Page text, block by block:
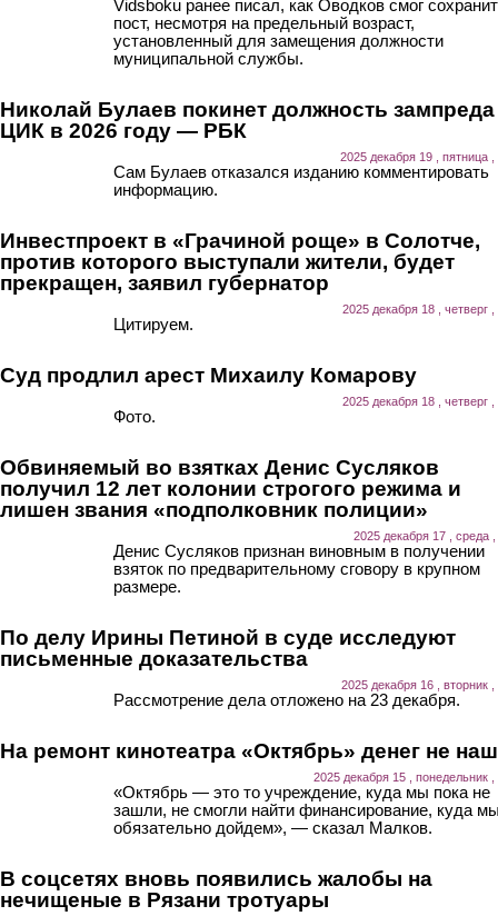
Vidsboku ранее писал, как Оводков смог
пост, несмотря на предельный возраст,
установленный для замещения должности
муниципальной службы.
Николай Булаев покинет должность зампреда
ЦИК в 2026 году — РБК
2025 декабря 19 , пятница ,
Сам Булаев отказался изданию комментировать
информацию.
Инвестпроект в «Грачиной роще» в Солотче,
против которого выступали жители, будет
прекращен, заявил губернатор
2025 декабря 18 , четверг ,
Цитируем.
Суд продлил арест Михаилу Комарову
2025 декабря 18 , четверг ,
Фото.
Обвиняемый во взятках Денис Сусляков
получил 12 лет колонии строгого режима и
лишен звания «подполковник полиции»
2025 декабря 17 , среда ,
Денис Сусляков признан виновным в получении
взяток по предварительному сговору в крупном
размере.
По делу Ирины Петиной в суде исследуют
письменные доказательства
2025 декабря 16 , вторник ,
Рассмотрение дела отложено на 23 декабря.
На ремонт кинотеатра «Октябрь» денег не
2025 декабря 15 , понедельник ,
«Октябрь — это то учреждение, куда мы пока не
зашли, не смогли найти финансирование, куда
обязательно дойдем», — сказал Малков.
В соцсетях вновь появились жалобы на
нечищеные в Рязани тротуары